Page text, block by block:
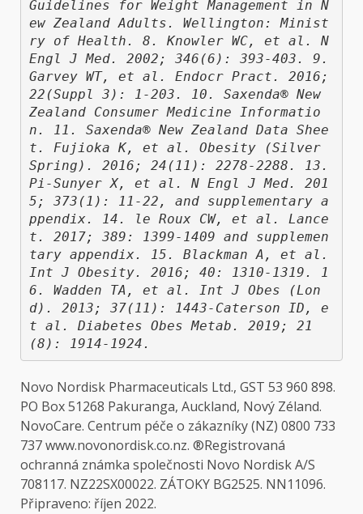
Guidelines for Weight Management in N
ew Zealand Adults. Wellington: Minist
ry of Health. 8. Knowler WC, et al. N
Engl J Med. 2002; 346(6): 393-403. 9.
Garvey WT, et al. Endocr Pract. 2016;
22(Suppl 3): 1-203. 10. Saxenda® New
Zealand Consumer Medicine Informatio
n. 11. Saxenda® New Zealand Data Shee
t. Fujioka K, et al. Obesity (Silver
Spring). 2016; 24(11): 2278-2288. 13.
Pi-Sunyer X, et al. N Engl J Med. 201
5; 373(1): 11-22, and supplementary a
ppendix. 14. le Roux CW, et al. Lance
t. 2017; 389: 1399-1409 and supplemen
tary appendix. 15. Blackman A, et al.
Int J Obesity. 2016; 40: 1310-1319. 1
6. Wadden TA, et al. Int J Obes (Lon
d). 2013; 37(11): 1443-Caterson ID, e
t al. Diabetes Obes Metab. 2019; 21
(8): 1914-1924.
Novo Nordisk Pharmaceuticals Ltd., GST 53 960 898.
PO Box 51268 Pakuranga, Auckland, Nový Zéland.
NovoCare. Centrum péče o zákazníky (NZ) 0800 733
737 www.novonordisk.co.nz. ®Registrovaná
ochranná známka společnosti Novo Nordisk A/S
708117. NZ22SX00022. ZÁTOKY BG2525. NN11096.
Připraveno: říjen 2022.